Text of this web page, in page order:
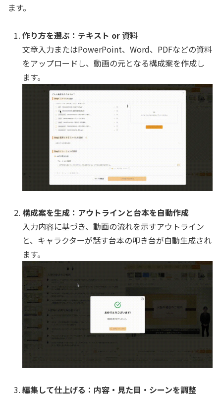
ます。
作り方を選ぶ：テキスト or 資料
文章入力またはPowerPoint、Word、PDFなどの資料
をアップロードし、動画の元となる構成案を作成し
ます。
構成案を生成：アウトラインと台本を自動作成
入力内容に基づき、動画の流れを示すアウトライン
と、キャラクターが話す台本の叩き台が自動生成され
ます。
編集して仕上げる：内容・見た目・シーンを調整